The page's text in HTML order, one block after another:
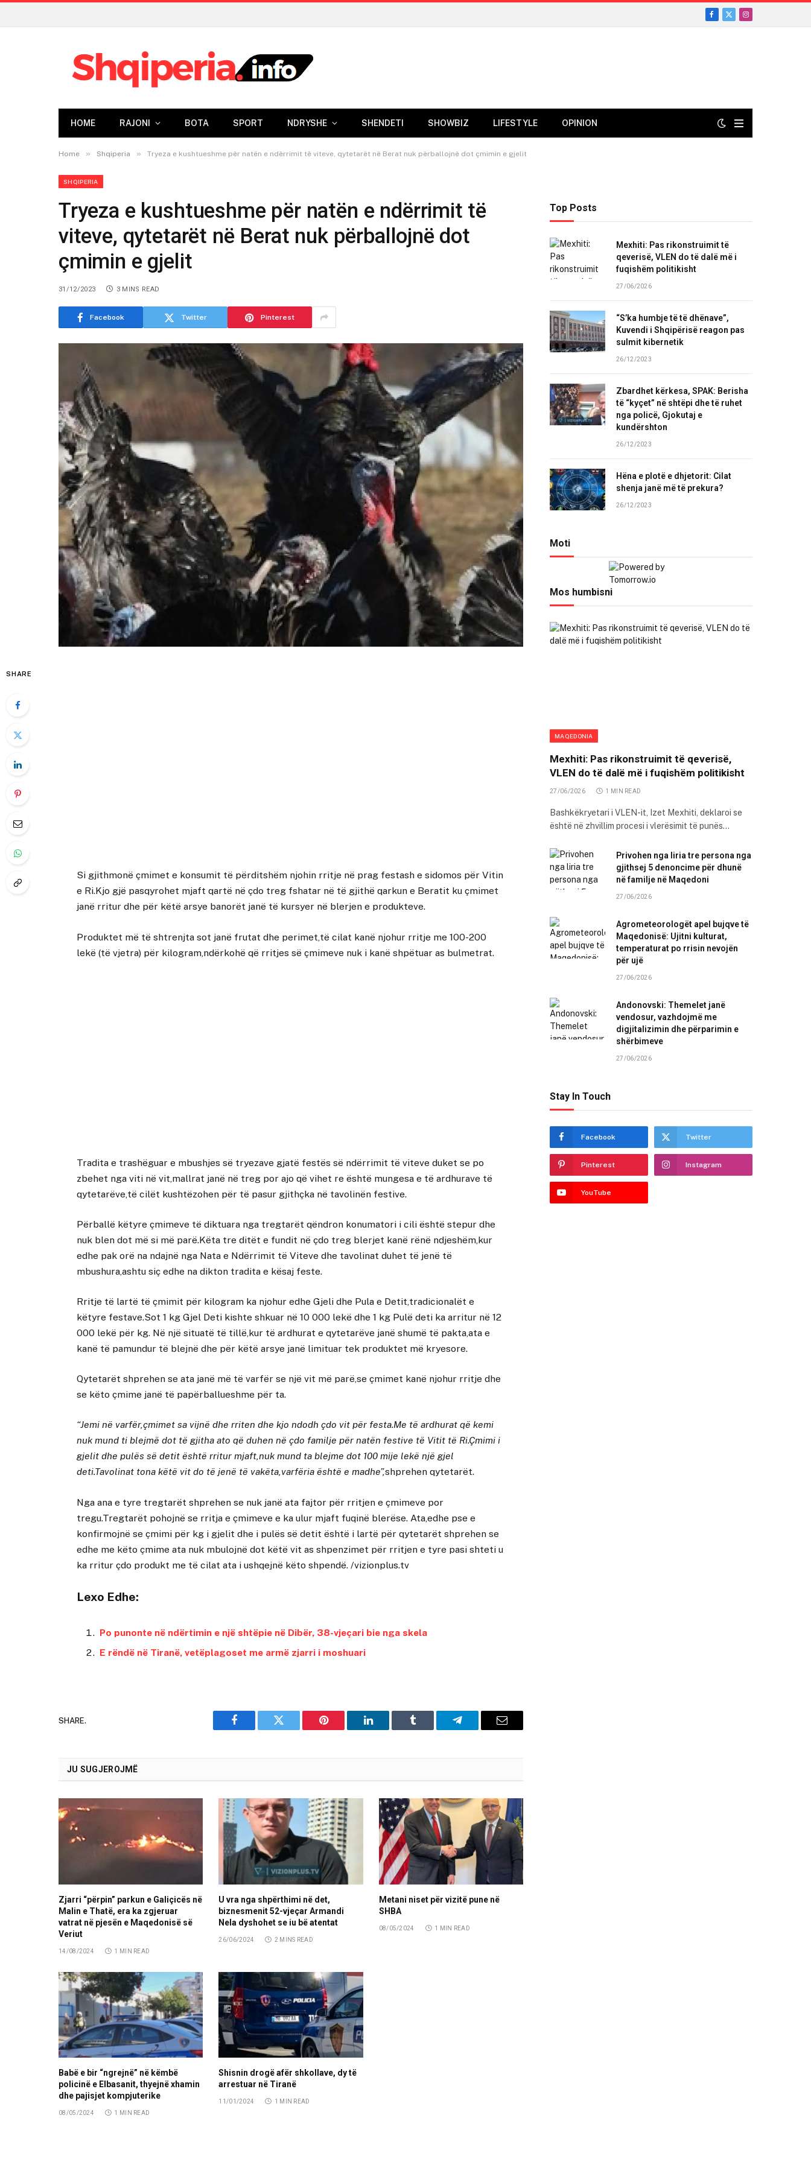
Facebook
X
Instagram
HOME RAJONI BOTA SPORT NDRYSHE SHENDETI SHOWBIZ LIFESTYLE OPINION
Home » Shqiperia » Tryeza e kushtueshme për natën e ndërrimit të viteve, qytetarët në Berat nuk përballojnë dot çmimin e gjelit
SHQIPERIA
Tryeza e kushtueshme për natën e ndërrimit të
viteve, qytetarët në Berat nuk përballojnë dot
çmimin e gjelit
31/12/2023 3 MINS READ
Facebook Twitter Pinterest
SHARE
Si gjithmonë çmimet e konsumit të përditshëm njohin rritje në prag festash e sidomos për Vitin
e Ri.Kjo gjë pasqyrohet mjaft qartë në çdo treg fshatar në të gjithë qarkun e Beratit ku çmimet
janë rritur dhe për këtë arsye banorët janë të kursyer në blerjen e produkteve.
Produktet më të shtrenjta sot janë frutat dhe perimet,të cilat kanë njohur rritje me 100-200
lekë (të vjetra) për kilogram,ndërkohë që rritjes së çmimeve nuk i kanë shpëtuar as bulmetrat.
Tradita e trashëguar e mbushjes së tryezave gjatë festës së ndërrimit të viteve duket se po
zbehet nga viti në vit,mallrat janë në treg por ajo që vihet re është mungesa e të ardhurave të
qytetarëve,të cilët kushtëzohen për të pasur gjithçka në tavolinën festive.
Përballë këtyre çmimeve të diktuara nga tregtarët qëndron konumatori i cili është stepur dhe
nuk blen dot më si më parë.Këta tre ditët e fundit në çdo treg blerjet kanë rënë ndjeshëm,kur
edhe pak orë na ndajnë nga Nata e Ndërrimit të Viteve dhe tavolinat duhet të jenë të
mbushura,ashtu siç edhe na dikton tradita e kësaj feste.
Rritje të lartë të çmimit për kilogram ka njohur edhe Gjeli dhe Pula e Detit,tradicionalët e
këtyre festave.Sot 1 kg Gjel Deti kishte shkuar në 10 000 lekë dhe 1 kg Pulë deti ka arritur në 12
000 lekë për kg. Në një situatë të tillë,kur të ardhurat e qytetarëve janë shumë të pakta,ata e
kanë të pamundur të blejnë dhe për këtë arsye janë limituar tek produktet më kryesore.
Qytetarët shprehen se ata janë më të varfër se një vit më parë,se çmimet kanë njohur rritje dhe
se këto çmime janë të papërballueshme për ta.
“Jemi në varfër,çmimet sa vijnë dhe rriten dhe kjo ndodh çdo vit për festa.Me të ardhurat që kemi
nuk mund ti blejmë dot të gjitha ato që duhen në çdo familje për natën festive të Vitit të Ri.Çmimi i
gjelit dhe pulës së detit është rritur mjaft,nuk mund ta blejme dot 100 mije lekë një gjel
deti.Tavolinat tona këtë vit do të jenë të vakëta,varfëria është e madhe”,shprehen qytetarët.
Nga ana e tyre tregtarët shprehen se nuk janë ata fajtor për rritjen e çmimeve por
tregu.Tregtarët pohojnë se rritja e çmimeve e ka ulur mjaft fuqinë blerëse. Ata,edhe pse e
konfirmojnë se çmimi për kg i gjelit dhe i pulës së detit është i lartë për qytetarët shprehen se
edhe me këto çmime ata nuk mbulojnë dot këtë vit as shpenzimet për rritjen e tyre pasi shteti u
ka rritur çdo produkt me të cilat ata i ushqejnë këto shpendë. /vizionplus.tv
Lexo Edhe:
Po punonte në ndërtimin e një shtëpie në Dibër, 38-vjeçari bie nga skela
E rëndë në Tiranë, vetëplagoset me armë zjarri i moshuari
SHARE.
Facebook Twitter Pinterest LinkedIn Tumblr Telegram Email
JU SUGJEROJMË
Zjarri “përpin” parkun e Galiçicës në
Malin e Thatë, era ka zgjeruar
vatrat në pjesën e Maqedonisë së
Veriut
14/08/2024 1 MIN READ
U vra nga shpërthimi në det,
biznesmenit 52-vjeçar Armandi
Nela dyshohet se iu bë atentat
26/06/2024 2 MINS READ
Metani niset për vizitë pune në
SHBA
08/05/2024 1 MIN READ
Babë e bir “ngrejnë” në këmbë
policinë e Elbasanit, thyejnë xhamin
dhe pajisjet kompjuterike
08/05/2024 1 MIN READ
Shisnin drogë afër shkollave, dy të
arrestuar në Tiranë
11/01/2024 1 MIN READ
Top Posts
Mexhiti: Pas rikonstruimit të
qeverisë, VLEN do të dalë më i
fuqishëm politikisht
27/06/2026
“S’ka humbje të të dhënave”,
Kuvendi i Shqipërisë reagon pas
sulmit kibernetik
26/12/2023
Zbardhet kërkesa, SPAK: Berisha
të “kyçet” në shtëpi dhe të ruhet
nga policë, Gjokutaj e
kundërshton
26/12/2023
Hëna e plotë e dhjetorit: Cilat
shenja janë më të prekura?
26/12/2023
Moti
Mos humbisni
MAQEDONIA
Mexhiti: Pas rikonstruimit të qeverisë,
VLEN do të dalë më i fuqishëm politikisht
27/06/2026 1 MIN READ
Bashkëkryetari i VLEN-it, Izet Mexhiti, deklaroi se
është në zhvillim procesi i vlerësimit të punës…
Privohen nga liria tre persona nga
gjithsej 5 denoncime për dhunë
në familje në Maqedoni
27/06/2026
Agrometeorologët apel bujqve të
Maqedonisë: Ujitni kulturat,
temperaturat po rrisin nevojën
për ujë
27/06/2026
Andonovski: Themelet janë
vendosur, vazhdojmë me
digjitalizimin dhe përparimin e
shërbimeve
27/06/2026
Stay In Touch
Facebook Twitter
Pinterest Instagram
YouTube